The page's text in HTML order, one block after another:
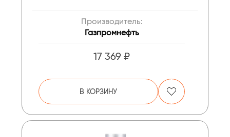
Производитель:
Газпромнефть
17 369 ₽
В КОРЗИНУ